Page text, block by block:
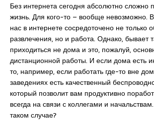
Без интернета сегодня абсолютно сложно
жизнь. Для кого-то – вообще невозможно.
нас в интернете сосредоточено не только
развлечения, но и работа. Однако, бывает
приходиться не дома и это, пожалуй,
дистанционной работы. И если дома есть
то, например, если работать где-то вне
заведениях есть качественный
который позволит вам продуктивно
всегда на связи с коллегами и
таком случае?